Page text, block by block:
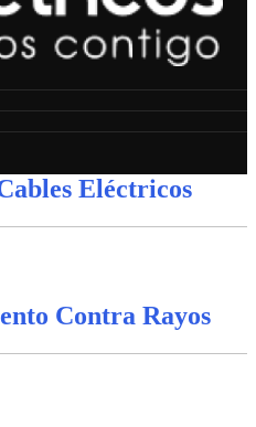
Eléctricos
Contra Rayos